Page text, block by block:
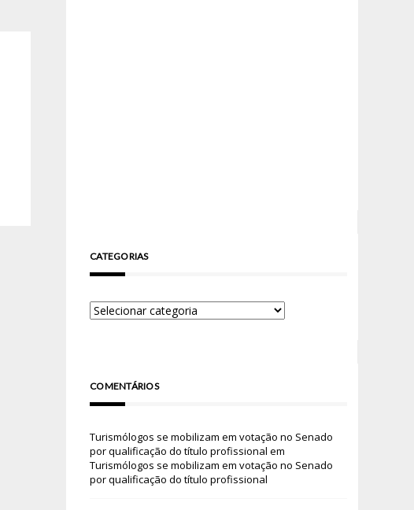
CATEGORIAS
COMENTÁRIOS
Turismólogos se mobilizam em votação no Senado
por qualificação do título profissional em
Turismólogos se mobilizam em votação no Senado
por qualificação do título profissional